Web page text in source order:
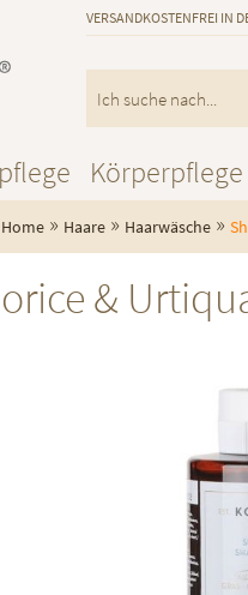
VERSANDKOSTENFREI IN
Körperpflege
Home » Haare » Haarwäsche »
&